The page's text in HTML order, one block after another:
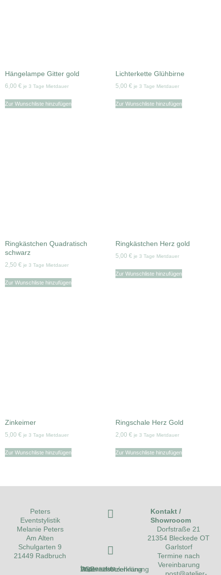
Hängelampe Gitter gold
6,00 € je 3 Tage Mietdauer
Zur Wunschliste hinzufügen
Lichterkette Glühbirne
5,00 € je 3 Tage Mietdauer
Zur Wunschliste hinzufügen
Ringkästchen Quadratisch
schwarz
2,50 € je 3 Tage Mietdauer
Zur Wunschliste hinzufügen
Ringkästchen Herz gold
5,00 € je 3 Tage Mietdauer
Zur Wunschliste hinzufügen
Zinkeimer
5,00 € je 3 Tage Mietdauer
Zur Wunschliste hinzufügen
Ringschale Herz Gold
2,00 € je 3 Tage Mietdauer
Zur Wunschliste hinzufügen
Peters
Eventstylistik
Melanie Peters
Am Alten
Schulgarten 9
21449 Radbruch
Impressum
Datenschutzerklärung
AGB
Widerrufsbelehrung
Kontakt /
Showrooom
Dorfstraße 21
21354 Bleckede OT
Garlstorf
Termine nach
Vereinbarung